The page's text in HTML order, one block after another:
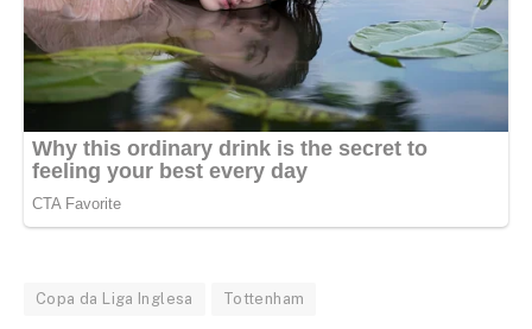
Copa da Liga Inglesa Tottenham